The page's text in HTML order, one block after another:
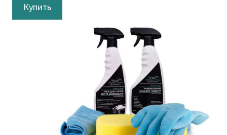
Купить